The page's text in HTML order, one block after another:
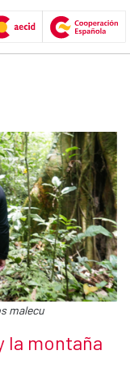
y la
malecu
la montaña